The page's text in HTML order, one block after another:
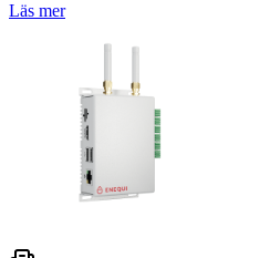
Läs mer